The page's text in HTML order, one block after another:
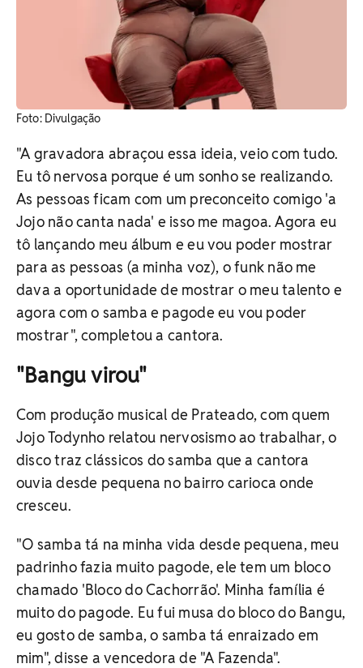
Foto: Divulgação
"A gravadora abraçou essa ideia, veio com tudo.
Eu tô nervosa porque é um sonho se realizando.
As pessoas ficam com um preconceito comigo 'a
Jojo não canta nada' e isso me magoa. Agora eu
tô lançando meu álbum e eu vou poder mostrar
para as pessoas (a minha voz), o funk não me
dava a oportunidade de mostrar o meu talento e
agora com o samba e pagode eu vou poder
mostrar", completou a cantora.
"Bangu virou"
Com produção musical de Prateado, com quem
Jojo Todynho relatou nervosismo ao trabalhar, o
disco traz clássicos do samba que a cantora
ouvia desde pequena no bairro carioca onde
cresceu.
"O samba tá na minha vida desde pequena, meu
padrinho fazia muito pagode, ele tem um bloco
chamado 'Bloco do Cachorrão'. Minha família é
muito do pagode. Eu fui musa do bloco do Bangu,
eu gosto de samba, o samba tá enraizado em
mim", disse a vencedora de "A Fazenda".